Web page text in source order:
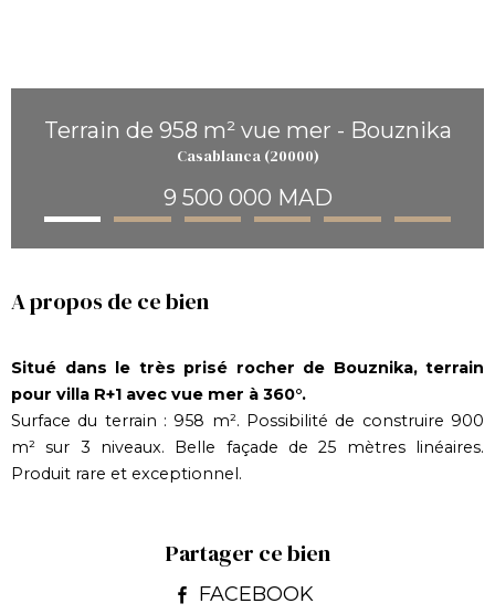
Terrain de 958 m² vue mer - Bouznika
Casablanca (20000)
9 500 000 MAD
A propos de ce bien
Situé dans le très prisé rocher de Bouznika, terrain
pour villa R+1 avec vue mer à 360°.
Surface du terrain : 958 m². Possibilité de construire 900
m² sur 3 niveaux. Belle façade de 25 mètres linéaires.
Produit rare et exceptionnel.
Partager ce bien
FACEBOOK